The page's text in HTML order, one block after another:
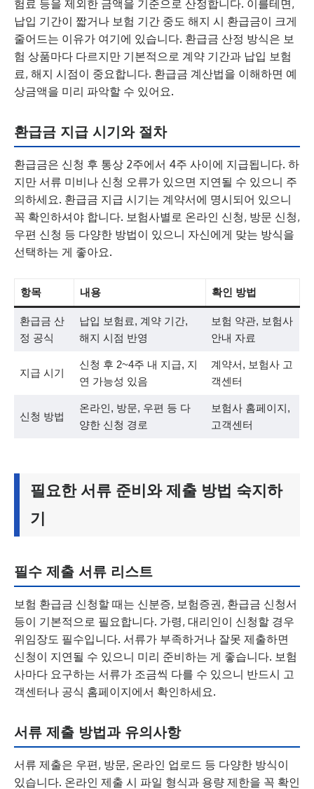
험료 등을 제외한 금액을 기준으로 산정합니다. 이를테면,
납입 기간이 짧거나 보험 기간 중도 해지 시 환급금이 크게
줄어드는 이유가 여기에 있습니다. 환급금 산정 방식은 보
험 상품마다 다르지만 기본적으로 계약 기간과 납입 보험
료, 해지 시점이 중요합니다. 환급금 계산법을 이해하면 예
상금액을 미리 파악할 수 있어요.
환급금 지급 시기와 절차
환급금은 신청 후 통상 2주에서 4주 사이에 지급됩니다. 하
지만 서류 미비나 신청 오류가 있으면 지연될 수 있으니 주
의하세요. 환급금 지급 시기는 계약서에 명시되어 있으니
꼭 확인하셔야 합니다. 보험사별로 온라인 신청, 방문 신청,
우편 신청 등 다양한 방법이 있으니 자신에게 맞는 방식을
선택하는 게 좋아요.
항목 내용 확인 방법
환급금 산
정 공식
납입 보험료, 계약 기간,
해지 시점 반영
보험 약관, 보험사
안내 자료
지급 시기
신청 후 2~4주 내 지급, 지
연 가능성 있음
계약서, 보험사 고
객센터
신청 방법
온라인, 방문, 우편 등 다
양한 신청 경로
보험사 홈페이지,
고객센터
필요한 서류 준비와 제출 방법 숙지하
기
필수 제출 서류 리스트
보험 환급금 신청할 때는 신분증, 보험증권, 환급금 신청서
등이 기본적으로 필요합니다. 가령, 대리인이 신청할 경우
위임장도 필수입니다. 서류가 부족하거나 잘못 제출하면
신청이 지연될 수 있으니 미리 준비하는 게 좋습니다. 보험
사마다 요구하는 서류가 조금씩 다를 수 있으니 반드시 고
객센터나 공식 홈페이지에서 확인하세요.
서류 제출 방법과 유의사항
서류 제출은 우편, 방문, 온라인 업로드 등 다양한 방식이
있습니다. 온라인 제출 시 파일 형식과 용량 제한을 꼭 확인